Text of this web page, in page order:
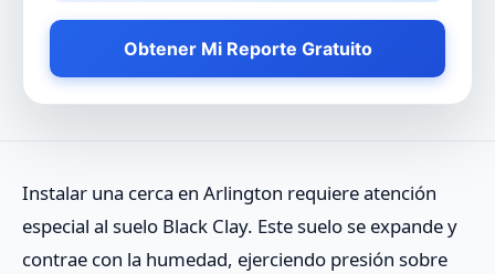
Obtener Mi Reporte Gratuito
Instalar una cerca en Arlington requiere atención
especial al suelo Black Clay. Este suelo se expande y
contrae con la humedad, ejerciendo presión sobre